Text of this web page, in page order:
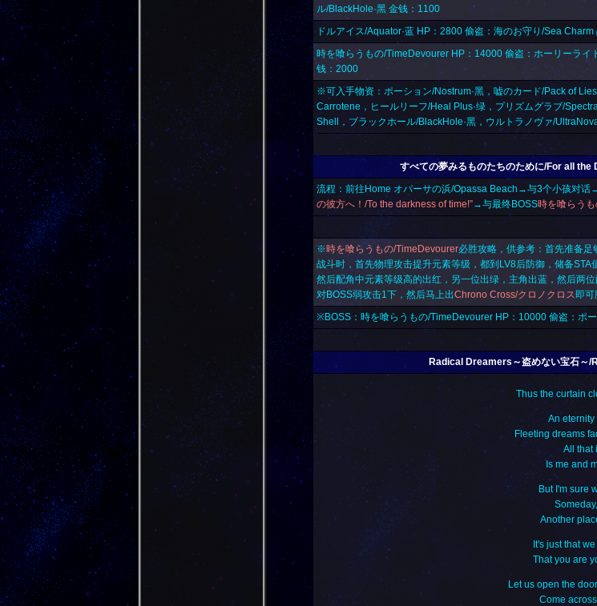
ル/BlackHole·黑 金钱：1100
ドルアイス/Aquator·蓝 HP：2800 偷盗：海のお守り/Sea
時を喰らうもの/TimeDevourer HP：14000 偷盗：ホーリーラ
钱：2000
※可入手物资：ポーション/Nostrum·黑，嘘のカード/Pack of
Carrotene，ヒールリーフ/Heal Plus·绿，プリズムグラブ/
Shell，ブラックホール/BlackHole·黑，ウルトラノヴァ/
すべての夢みるものたちのために/For all
流程：前往Home オパーサの浜/Opassa Beach→与3个小孩对话
の彼方へ！/To the darkness of time!”→与最终BOSS時を喰らう
※時を喰らうもの/TimeDevourer必胜攻略，供参考：首先准备
战斗时，首先物理攻击提升元素等级，都到LV8后防御，储备
然后配角中元素等级高的出红，另一位出绿，主角出蓝，然后两
对BOSS弱攻击1下，然后马上出Chrono Cross/クロノクロス即可
※BOSS：時を喰らうもの/TimeDevourer HP：10000 偷盗：ポ
Radical Dreamers～盗めない宝石～
Thus the curtain
An eternity
Fleeting dreams
All that
Is me and
But I'm sure
Another
It's just that
That you are
Let us open the
Come